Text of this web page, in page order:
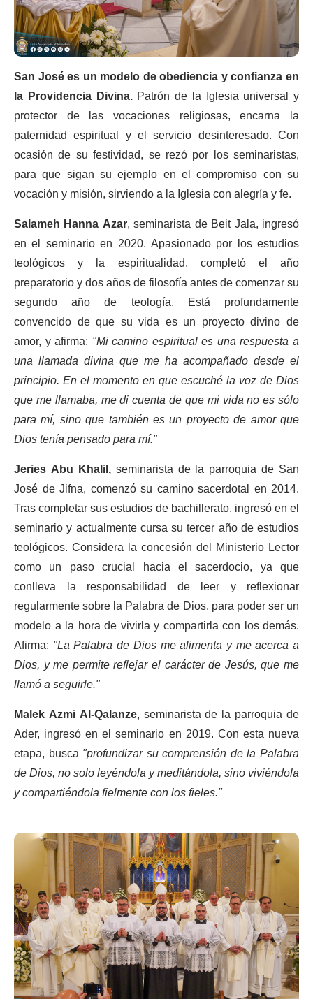
San José es un modelo de obediencia y confianza en
la Providencia Divina. Patrón de la Iglesia universal y
protector de las vocaciones religiosas, encarna la
paternidad espiritual y el servicio desinteresado. Con
ocasión de su festividad, se rezó por los seminaristas,
para que sigan su ejemplo en el compromiso con su
vocación y misión, sirviendo a la Iglesia con alegría y fe.
Salameh Hanna Azar, seminarista de Beit Jala, ingresó
en el seminario en 2020. Apasionado por los estudios
teológicos y la espiritualidad, completó el año
preparatorio y dos años de filosofía antes de comenzar su
segundo año de teología. Está profundamente
convencido de que su vida es un proyecto divino de
amor, y afirma: "Mi camino espiritual es una respuesta a
una llamada divina que me ha acompañado desde el
principio. En el momento en que escuché la voz de Dios
que me llamaba, me di cuenta de que mi vida no es sólo
para mí, sino que también es un proyecto de amor que
Dios tenía pensado para mí."
Jeries Abu Khalil,seminarista de la parroquia de San
José de Jifna, comenzó su camino sacerdotal en 2014.
Tras completar sus estudios de bachillerato, ingresó en el
seminario y actualmente cursa su tercer año de estudios
teológicos. Considera la concesión del Ministerio Lector
como un paso crucial hacia el sacerdocio, ya que
conlleva la responsabilidad de leer y reflexionar
regularmente sobre la Palabra de Dios, para poder ser un
modelo a la hora de vivirla y compartirla con los demás.
Afirma: "La Palabra de Dios me alimenta y me acerca a
Dios, y me permite reflejar el carácter de Jesús, que me
llamó a seguirle."
Malek Azmi Al-Qalanze, seminarista de la parroquia de
Ader, ingresó en el seminario en 2019. Con esta nueva
etapa, busca"profundizar su comprensión de la Palabra
de Dios, no solo leyéndola y meditándola, sino viviéndola
y compartiéndola fielmente con los fieles."